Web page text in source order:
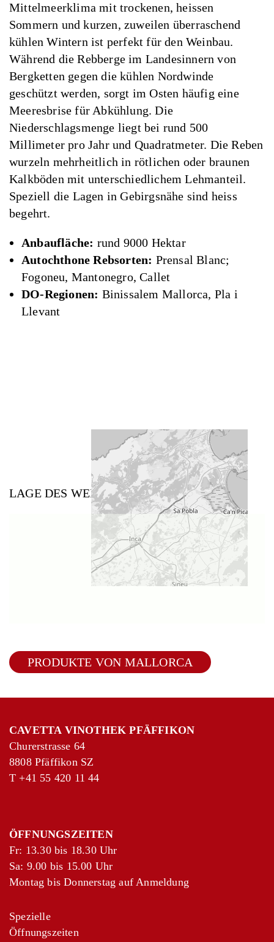
Mittelmeerklima mit trockenen, heissen
Sommern und kurzen, zuweilen überraschend
kühlen Wintern ist perfekt für den Weinbau.
Während die Rebberge im Landesinnern von
Bergketten gegen die kühlen Nordwinde
geschützt werden, sorgt im Osten häufig eine
Meeresbrise für Abkühlung. Die
Niederschlagsmenge liegt bei rund 500
Millimeter pro Jahr und Quadratmeter. Die Reben
wurzeln mehrheitlich in rötlichen oder braunen
Kalkböden mit unterschiedlichem Lehmanteil.
Speziell die Lagen in Gebirgsnähe sind heiss
begehrt.
Anbaufläche: rund 9000 Hektar
Autochthone Rebsorten: Prensal Blanc;
Fogoneu, Mantonegro, Callet
DO-Regionen: Binissalem Mallorca, Pla i
Llevant
LAGE DES WEINGUTS
PRODUKTE VON MALLORCA
CAVETTA VINOTHEK PFÄFFIKON
Churerstrasse 64
8808 Pfäffikon SZ
T +41 55 420 11 44
ÖFFNUNGSZEITEN
Fr: 13.30 bis 18.30 Uhr
Sa: 9.00 bis 15.00 Uhr
Montag bis Donnerstag auf Anmeldung
Spezielle
Öffnungszeiten